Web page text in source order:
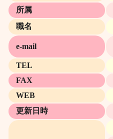
所属
職名
e-mail
TEL
FAX
WEB
更新日時